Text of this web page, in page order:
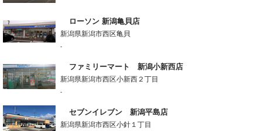
ローソン 新潟亀貝店
新潟県新潟市西区亀貝
-
ファミリーマート 新潟小新西店
新潟県新潟市西区小新西２丁目
-
セブンイレブン 新潟平島店
新潟県新潟市西区小針１丁目